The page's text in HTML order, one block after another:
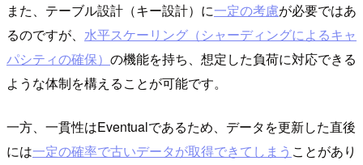
また、テーブル設計（キー設計）に一定の考慮が必要ではあ
るのですが、 水平スケーリング（シャーディングによるキャ
パシティの確保） の機能を持ち、想定した負荷に対応できる
ような体制を構えることが可能です。
一方、一貫性はEventualであるため、データを更新した直後
には一定の確率で古いデータが取得できてしまう ことがあり